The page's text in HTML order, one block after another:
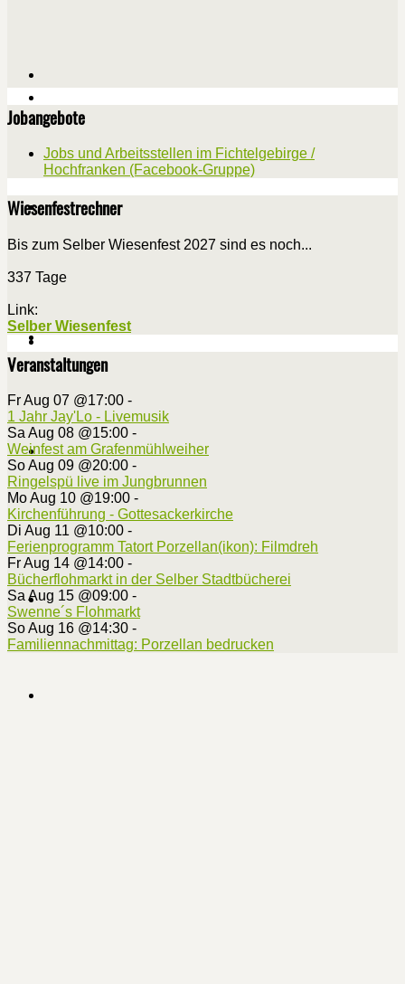
Jobangebote
Jobs und Arbeitsstellen im Fichtelgebirge /
Hochfranken (Facebook-Gruppe)
Wiesenfestrechner
Bis zum Selber Wiesenfest 2027 sind es noch...
337 Tage
Link:
Selber Wiesenfest
Veranstaltungen
Fr Aug 07 @17:00 -
1 Jahr Jay'Lo - Livemusik
Sa Aug 08 @15:00 -
Weinfest am Grafenmühlweiher
So Aug 09 @20:00 -
Ringelspü live im Jungbrunnen
Mo Aug 10 @19:00 -
Kirchenführung - Gottesackerkirche
Di Aug 11 @10:00 -
Ferienprogramm Tatort Porzellan(ikon): Filmdreh
Fr Aug 14 @14:00 -
Bücherflohmarkt in der Selber Stadtbücherei
Sa Aug 15 @09:00 -
Swenne´s Flohmarkt
So Aug 16 @14:30 -
Familiennachmittag: Porzellan bedrucken